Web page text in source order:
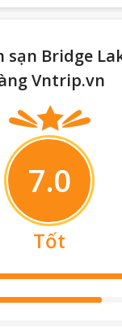
Bridge
Vntrip.vn
7.0
Tốt